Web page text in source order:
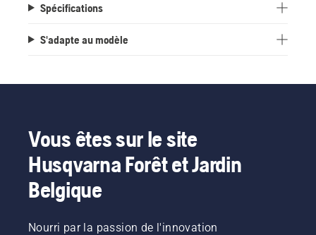
Spécifications
S'adapte au modèle
Vous êtes sur le site
Husqvarna Forêt et Jardin
Belgique
Nourri par la passion de l'innovation